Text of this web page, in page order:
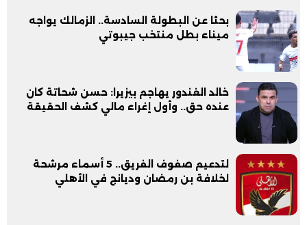
بحثا عن البطولة السادسة.. الزمالك يواجه
ميناء بطل منتخب جيبوتي
خالد الغندور يهاجم بيزيرا: حسن شحاتة كان
عنده حق.. وأول إغراء مالي كشف الحقيقة
لتدعيم صفوف الفريق.. 5 أسماء مرشحة
لخلافة بن رمضان وديانج في الأهلي